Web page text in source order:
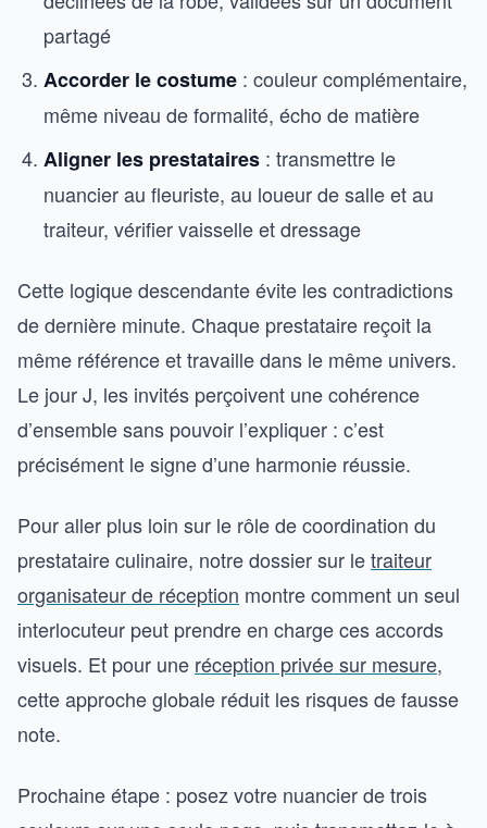
partagé
Accorder le costume : couleur complémentaire,
même niveau de formalité, écho de matière
Aligner les prestataires : transmettre le
nuancier au fleuriste, au loueur de salle et au
traiteur, vérifier vaisselle et dressage
Cette logique descendante évite les contradictions
de dernière minute. Chaque prestataire reçoit la
même référence et travaille dans le même univers.
Le jour J, les invités perçoivent une cohérence
d’ensemble sans pouvoir l’expliquer : c’est
précisément le signe d’une harmonie réussie.
Pour aller plus loin sur le rôle de coordination du
prestataire culinaire, notre dossier sur letraiteur
organisateur de réception montre comment un seul
interlocuteur peut prendre en charge ces accords
visuels. Et pour une réception privée sur mesure,
cette approche globale réduit les risques de fausse
note.
Prochaine étape : posez votre nuancier de trois